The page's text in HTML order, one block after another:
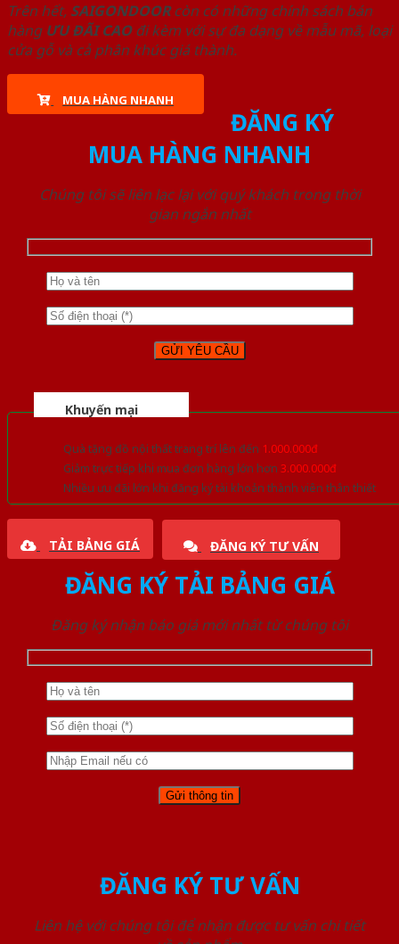
Trên hết, SAIGONDOORcòn có những chính sách bán
hàng ƯU ĐÃI CAOđi kèm với sự đa dạng về mẫu mã, loại
cửa gỗ và cả phân khúc giá thành.
MUA HÀNG NHANH
ĐĂNG KÝ
MUA HÀNG NHANH
Chúng tôi sẽ liên lạc lại với quý khách trong thời
gian ngắn nhất
Khuyến mại
Quà tặng đồ nội thất trang trí lên đến 1.000.000đ
Giảm trực tiếp khi mua đơn hàng lớn hơn 3.000.000đ
Nhiều ưu đãi lớn khi đăng ký tài khoản thành viên thân thiết
TẢI BẢNG GIÁ ĐĂNG KÝ TƯ VẤN
ĐĂNG KÝ TẢI BẢNG GIÁ
Đăng ký nhận báo giá mới nhất từ chúng tôi
ĐĂNG KÝ TƯ VẤN
Liên hệ với chúng tôi để nhận được tư vấn chi tiết